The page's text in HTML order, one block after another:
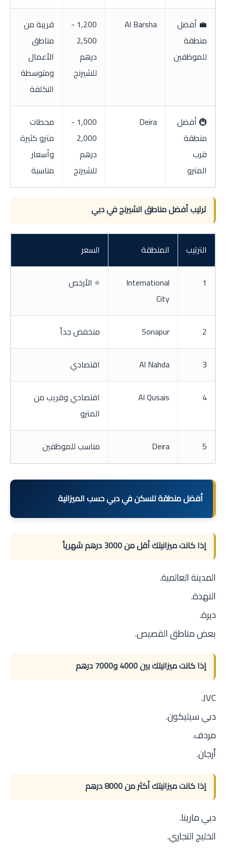
💼 أفضل
منطقة
للموظفين
Al Barsha
1,200 -
2,500
درهم
للشيرنج
قريبة من
مناطق
الأعمال
ومتوسطة
التكلفة
🚇 أفضل
منطقة
قرب
المترو
Deira
1,000 -
2,000
درهم
للشيرنج
محطات
مترو كثيرة
وأسعار
مناسبة
ترتيب أفضل مناطق الشيرنج في دبي
الترتيب المنطقة السعر
1
International
City
⭐ الأرخص
2
Sonapur منخفض جداً
3
Al Nahda اقتصادي
4
Al Qusais
اقتصادي وقريب من
المترو
5
Deira مناسب للموظفين
أفضل منطقة للسكن في دبي حسب الميزانية
إذا كانت ميزانيتك أقل من 3000 درهم شهرياً
المدينة العالمية.
النهدة.
ديرة.
بعض مناطق القصيص.
إذا كانت ميزانيتك بين 4000 و7000 درهم
JVC.
دبي سيليكون.
مردف.
أرجان.
إذا كانت ميزانيتك أكثر من 8000 درهم
دبي مارينا.
الخليج التجاري.